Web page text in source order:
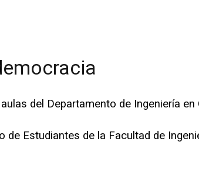
del Departamento de Ingeniería
de Estudiantes de la Facultad de